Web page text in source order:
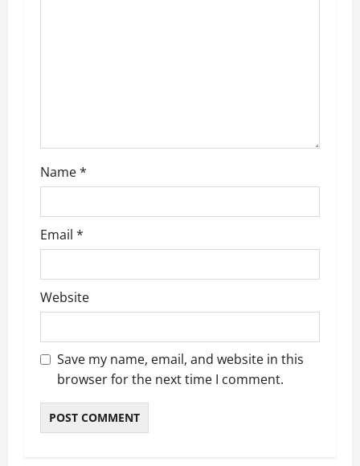
Name*
Email *
Website
Save my name, email, and website in this
browser for the next time I comment.